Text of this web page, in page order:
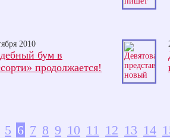
2010
бум в
продолжается!
5 6 7 8 9 10 11 12 13 14